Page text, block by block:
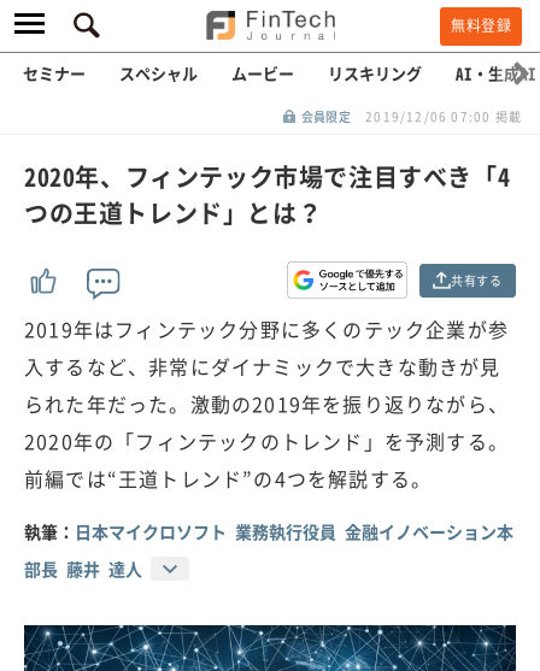
無料登録
セミナー スペシャル ムービー リスキリング AI・生成AI
会員限定 2019/12/06 07:00 掲載
2020年、フィンテック市場で注目すべき「4
つの王道トレンド」とは？
共有する
2019年はフィンテック分野に多くのテック企業が参
入するなど、非常にダイナミックで大きな動きが見
られた年だった。激動の2019年を振り返りながら、
2020年の「フィンテックのトレンド」を予測する。
前編では“王道トレンド”の4つを解説する。
執筆： 日本マイクロソフト 業務執行役員 金融イノベーション本
部長 藤井 達人